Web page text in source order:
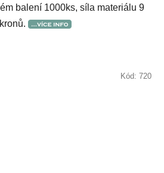
balení 1000ks, síla materiálu 9
Kód: 720